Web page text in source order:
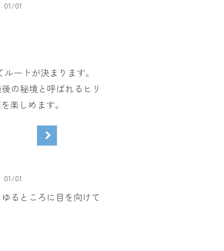
01/01
ートが決まります。
の秘境と呼ばれるヒリ
楽しめます。
01/01
るところに目を向けて